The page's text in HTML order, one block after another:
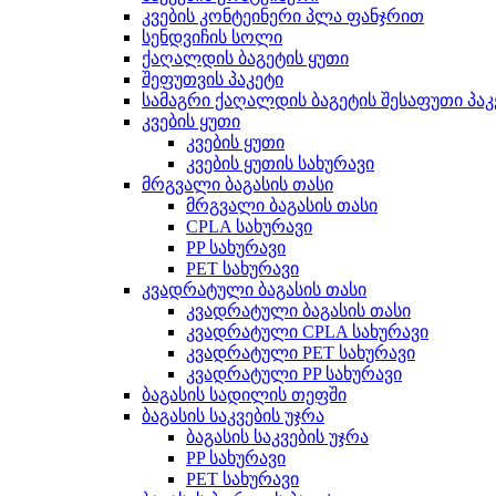
კვების კონტეინერი პლა ფანჯრით
სენდვიჩის სოლი
ქაღალდის ბაგეტის ყუთი
შეფუთვის პაკეტი
სამაგრი ქაღალდის ბაგეტის შესაფუთი
კვების ყუთი
კვების ყუთი
კვების ყუთის სახურავი
მრგვალი ბაგასის თასი
მრგვალი ბაგასის თასი
CPLA სახურავი
PP სახურავი
PET სახურავი
კვადრატული ბაგასის თასი
კვადრატული ბაგასის თასი
კვადრატული CPLA სახურავი
კვადრატული PET სახურავი
კვადრატული PP სახურავი
ბაგასის სადილის თეფში
ბაგასის საკვების უჯრა
ბაგასის საკვების უჯრა
PP სახურავი
PET სახურავი